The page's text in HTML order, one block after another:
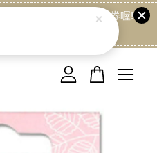
領取專屬折扣券喔!
前還是空的。
購物